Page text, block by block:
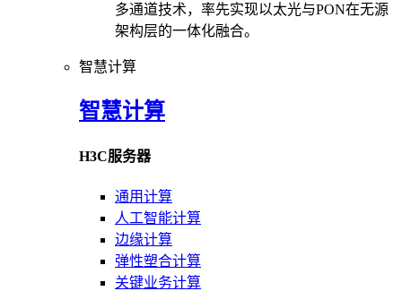
多通道技术，率先实现以太光与PON在无源
架构层的一体化融合。
智慧计算
智慧计算
H3C服务器
通用计算
人工智能计算
边缘计算
弹性塑合计算
关键业务计算